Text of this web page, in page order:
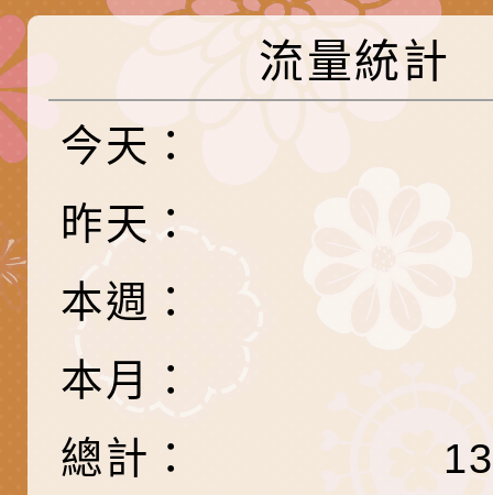
製作相關宣導短片
味．茶味》特展海報
【父母也需要被照顧
育兒中找回內在安定
心怡心理師主講】線
座
有關本市學生輔導諮
下簡稱輔諮中心)辦
上半年高國中小學學
生諮詢服務
檢送「桃園市特殊教
緒及行為問題支持資
114學年度第2學期
務實施計畫」
檢送桃園市政府LCD
（圖）片
檢送桃園市政府LED
字稿及LCD託播影（
轉知有關我國身心障
公約（CRPD）第三
告條約專要文件及附
告
函轉本府新聞處115
安全宣導標語播放表
宣導影像素材
檢送桃園市政府消防
宣導影片」宣導短片
載網址：
轉知本市特殊教育學
行為問題支持資源中
函轉農業部酪農產業
流量統計
今天：
昨天：
本週：
本月：
總計：